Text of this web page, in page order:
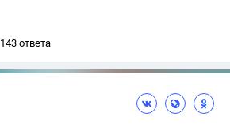
143 ответа